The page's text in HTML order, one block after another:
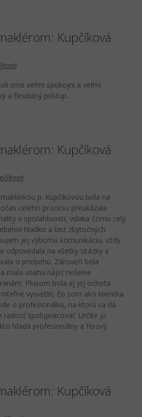
Kupčíková
sme veľmi spokojní a veľmi
a flexibilný prístup.
Kupčíková
p. Kupčíkovou bola na
celého procesu preukázala
a spoľahlivosti, vďaka čomu celý
hladko a bez zbytočných
jej výbornú komunikáciu, vždy
odpovedala na všetky otázky a
o priebehu. Zároveň bola
mala snahu nájsť riešenie
Plusom bola aj jej ochota
vysvetliť, čo som ako klientka
o profesionálku, na ktorú sa dá
radosť spolupracovať. Určite ju
hľadá profesionálny a férový
Kupčíková